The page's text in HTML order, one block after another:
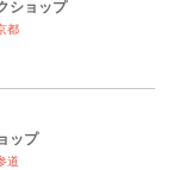
ショップ
都
ップ
道